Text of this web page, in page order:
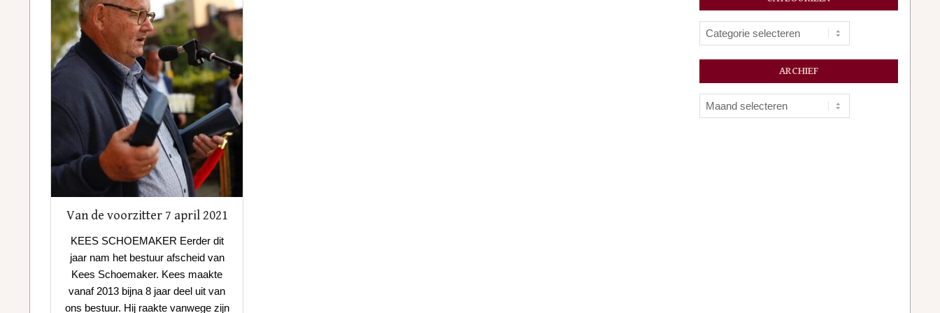
Van de voorzitter 7 april 2021
KEES SCHOEMAKER Eerder dit
jaar nam het bestuur afscheid van
Kees Schoemaker. Kees maakte
vanaf 2013 bijna 8 jaar deel uit van
ons bestuur. Hij raakte vanwege zijn
Categorieën
ARCHIEF
Archief